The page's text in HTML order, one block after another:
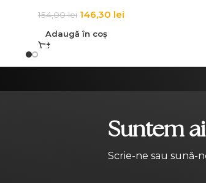
154,00lei 146,30 lei
Adaugă în coș
Suntem
Scrie-ne sau sună-